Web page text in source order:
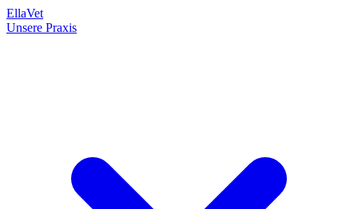
EllaVet
Unsere Praxis